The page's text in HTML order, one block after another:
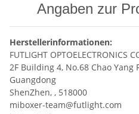
Angaben zur
Herstellerinformationen:
FUTLIGHT OPTOELECTRONICS
2F Building 4, No.68 Chao Yang
Guangdong
ShenZhen, , 518000
miboxer-team@futlight.com